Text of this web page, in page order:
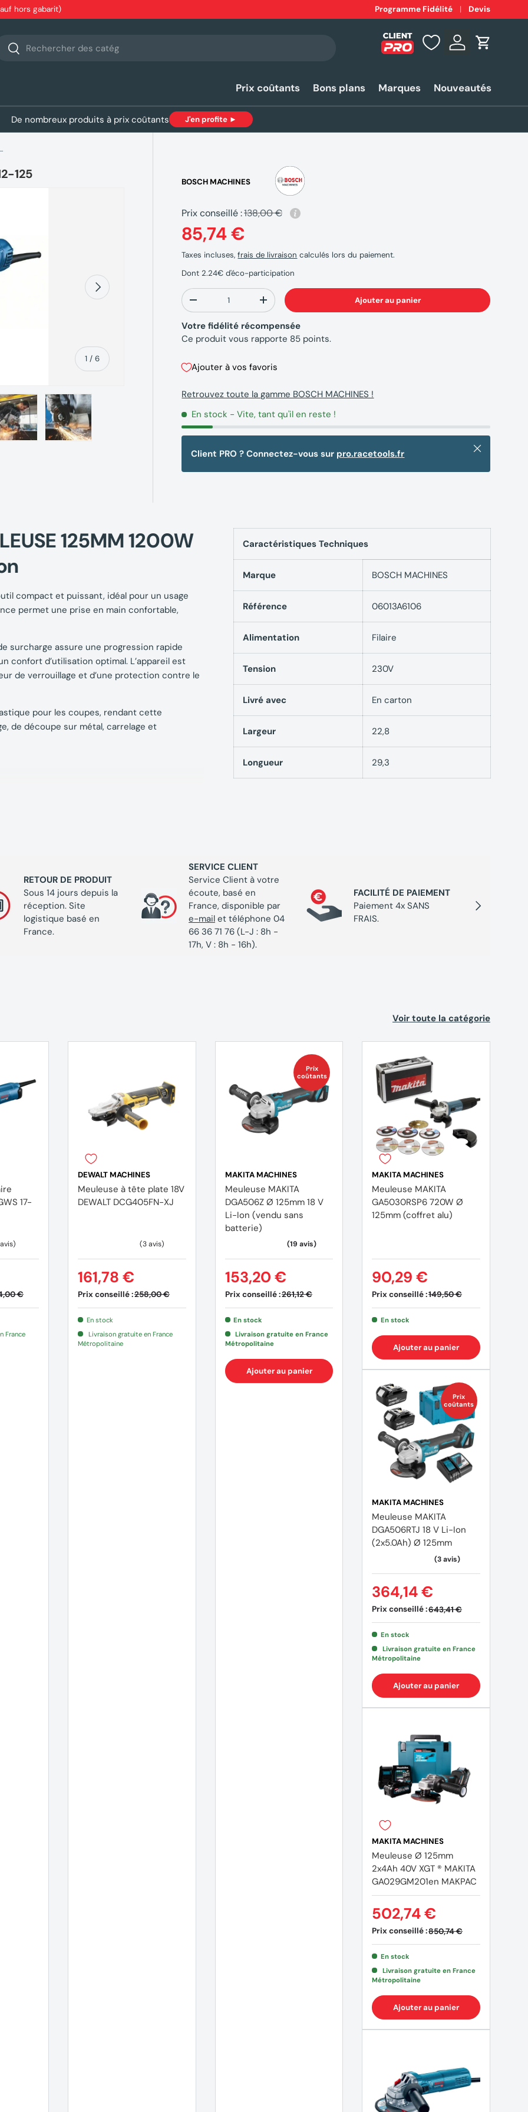
hors gabarit) Expéditionrapide 24-48h*
Programme Fidélité Devis
Rechercher Se connecter
Panier
Prix coûtants Bons plans Marques Nouveautés
De nombreux produits à prix coûtants J'en profite ►
MEULEUSE 125MM 1200W BOSCH GWS 12-125
125
1 /de
6
Suivant
BOSCH MACHINES
Prix conseillé :138,00 €
85,74 €
Taxes incluses,frais de livraison calculés lors du paiement.
Dont 2.24€ d'éco-participation
Qté
-
+ Ajouter au panier
Votre fidélité récompensée
Ce produit vous rapporte 85 points.
Ajouter à vos favoris
Retrouvez toute la gamme BOSCH MACHINES !
En stock - Vite, tant qu'il en reste !
Client PRO ? Connectez-vous sur pro.racetools.fr Fermer
125MM 1200W
compact et puissant, idéal pour un usage
permet une prise en main confortable,
surcharge assure une progression rapide
confort d’utilisation optimal. L’appareil est
de verrouillage et d’une protection contre le
pour les coupes, rendant cette
de découpe sur métal, carrelage et
MEULEUSE
757)
Caractéristiques Techniques
Marque BOSCH MACHINES
Référence 06013A6106
Alimentation Filaire
Tension 230V
Livré avec En carton
Largeur 22,8
Longueur 29,3
Suivant
RETOUR DE PRODUIT
Sous 14 jours depuis la
réception. Site
logistique basé en
France.
SERVICE CLIENT
Service Client à votre
écoute, basé en
France, disponible par
e-mail et téléphone 04
66 36 71 76 (L-J : 8h -
17h, V : 8h - 16h).
FACILITÉ DE PAIEMENT
Paiement 4x SANS
FRAIS.
Voir toute la catégorie
€
France
DEWALT MACHINES
Meuleuse à tête plate 18V
DEWALT DCG405FN-XJ
Prix conseillé :258,00 €
161,78 €
En stock
Livraison gratuite en France
Métropolitaine
Prix
coûtants
MAKITA MACHINES
Meuleuse MAKITA
DGA506Z Ø 125mm 18 V
Li-Ion (vendu sans
batterie)
(19 avis)
Prix conseillé :261,12 €
153,20 €
En stock
Livraison gratuite en France
Métropolitaine
Ajouter au panier
MAKITA MACHINES
Meuleuse MAKITA
GA5030RSP6 720W Ø
125mm (coffret alu)
Prix conseillé :149,50 €
90,29 €
En stock
Ajouter au panier
Prix
coûtants
MAKITA MACHINES
Meuleuse MAKITA
DGA506RTJ 18 V Li-Ion
(2x5.0Ah) Ø 125mm
Prix conseillé :643,41 €
364,14 €
En stock
Livraison gratuite en France
Métropolitaine
Ajouter au panier
MAKITA MACHINES
Meuleuse Ø 125mm
2x4Ah 40V XGT ® MAKITA
GA029GM201en MAKPAC
Prix conseillé :850,74 €
502,74 €
En stock
Livraison gratuite en France
Métropolitaine
Ajouter au panier